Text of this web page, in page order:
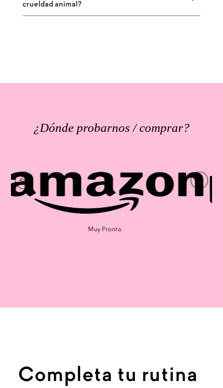
crueldad animal?
¿Dónde probarnos / comprar?
Completa tu rutina